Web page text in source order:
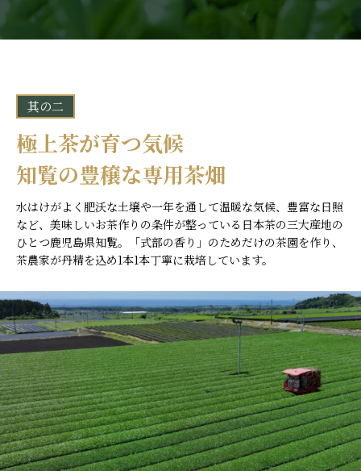
其の二
極上茶が育つ気候
知覧の豊穣な専用茶畑
水はけがよく肥沃な土壌や一年を通して温暖な気候、豊富な日照
など、美味しいお茶作りの条件が整っている日本茶の三大産地の
ひとつ鹿児島県知覧。「式部の香り」のためだけの茶園を作り、
茶農家が丹精を込め1本1本丁寧に栽培しています。